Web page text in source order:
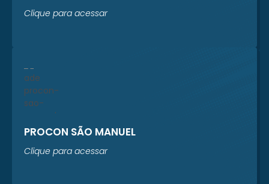
Clique para acessar
PROCON SÃO MANUEL
Clique para acessar